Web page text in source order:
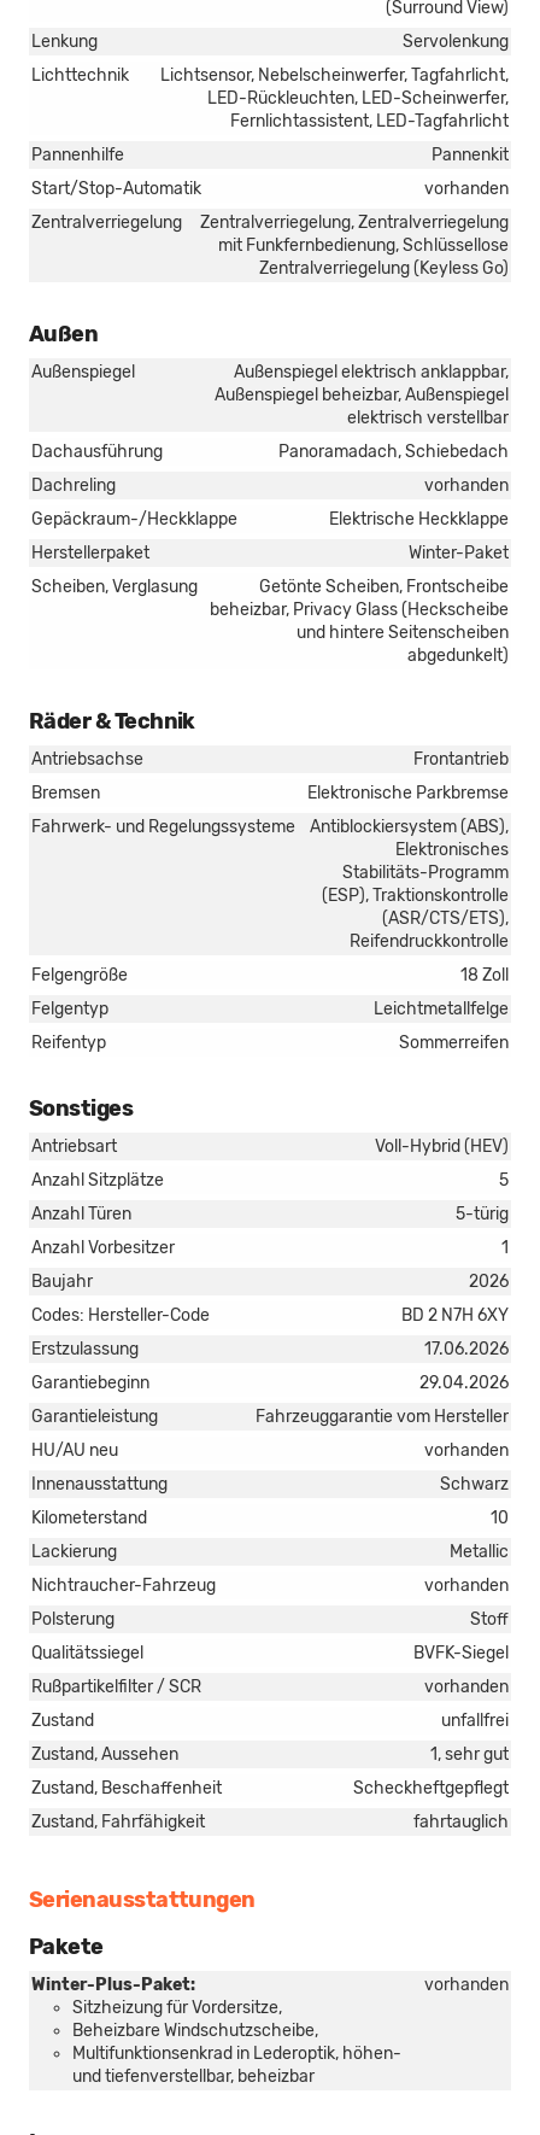
(Surround View)
Lenkung
Servolenkung
Lichttechnik
Lichtsensor, Nebelscheinwerfer, Tagfahrlicht,
LED-Rückleuchten, LED-Scheinwerfer,
Fernlichtassistent, LED-Tagfahrlicht
Pannenhilfe
Pannenkit
Start/Stop-Automatik
vorhanden
Zentralverriegelung
Zentralverriegelung, Zentralverriegelung
mit Funkfernbedienung, Schlüssellose
Zentralverriegelung (Keyless Go)
Außen
Außenspiegel
Außenspiegel elektrisch anklappbar,
Außenspiegel beheizbar, Außenspiegel
elektrisch verstellbar
Dachausführung
Panoramadach, Schiebedach
Dachreling
vorhanden
Gepäckraum-/Heckklappe
Elektrische Heckklappe
Herstellerpaket
Winter-Paket
Scheiben, Verglasung
Getönte Scheiben, Frontscheibe
beheizbar, Privacy Glass (Heckscheibe
und hintere Seitenscheiben
abgedunkelt)
Räder & Technik
Antriebsachse
Frontantrieb
Bremsen
Elektronische Parkbremse
Fahrwerk- und Regelungssysteme
Antiblockiersystem (ABS),
Elektronisches
Stabilitäts-Programm
(ESP), Traktionskontrolle
(ASR/CTS/ETS),
Reifendruckkontrolle
Felgengröße
18 Zoll
Felgentyp
Leichtmetallfelge
Reifentyp
Sommerreifen
Sonstiges
Antriebsart
Voll-Hybrid (HEV)
Anzahl Sitzplätze
5
Anzahl Türen
5-türig
Anzahl Vorbesitzer
1
Baujahr
2026
Codes: Hersteller-Code
BD 2 N7H 6XY
Erstzulassung
17.06.2026
Garantiebeginn
29.04.2026
Garantieleistung
Fahrzeuggarantie vom Hersteller
HU/AU neu
vorhanden
Innenausstattung
Schwarz
Kilometerstand
10
Lackierung
Metallic
Nichtraucher-Fahrzeug
vorhanden
Polsterung
Stoff
Qualitätssiegel
BVFK-Siegel
Rußpartikelfilter / SCR
vorhanden
Zustand
unfallfrei
Zustand, Aussehen
1, sehr gut
Zustand, Beschaffenheit
Scheckheftgepflegt
Zustand, Fahrfähigkeit
fahrtauglich
Serienausstattungen
Pakete
Winter-Plus-Paket:
Sitzheizung für Vordersitze,
Beheizbare Windschutzscheibe,
Multifunktionsenkrad in Lederoptik, höhen-
und tiefenverstellbar, beheizbar
vorhanden